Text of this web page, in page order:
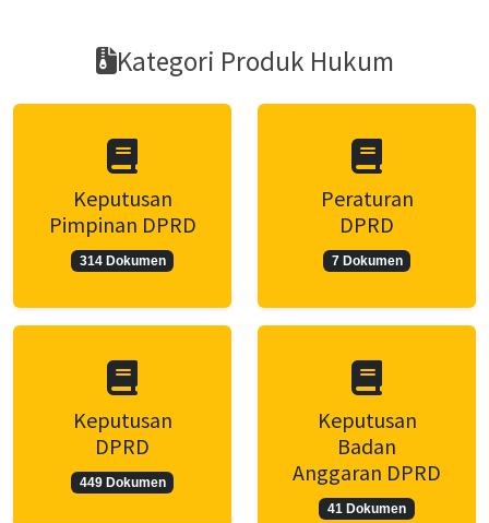
Kategori Produk Hukum
Keputusan
Pimpinan DPRD
314 Dokumen
Peraturan
DPRD
7 Dokumen
Keputusan
DPRD
449 Dokumen
Keputusan
Badan
Anggaran DPRD
41 Dokumen